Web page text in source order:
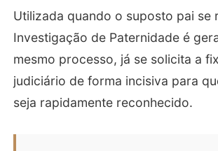
Utilizada quando o suposto pai
Investigação de Paternidade é
mesmo processo, já se solicita a
judiciário de forma incisiva para
seja rapidamente reconhecido.